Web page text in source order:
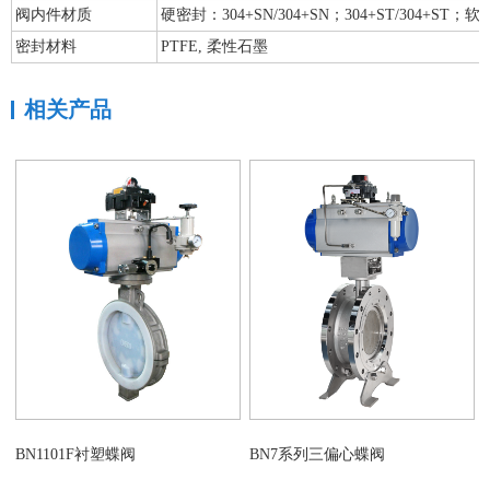
阀内件材质
硬密封：304+SN/304+SN；304+ST/304+ST；软
密封材料
PTFE, 柔性石墨
相关产品
BN1101F衬塑蝶阀 BN7系列三偏心蝶阀